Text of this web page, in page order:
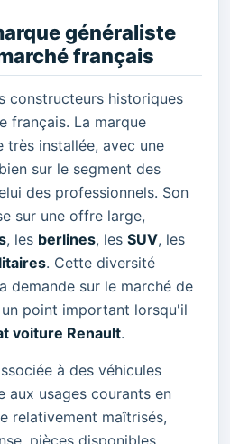
généraliste
français
constructeurs historiques
français. La marque
très installée, avec une
sur le segment des
des professionnels. Son
sur une offre large,
, les berlines, les SUV, les
. Cette diversité
demande sur le marché de
point important lorsqu'il
voiture Renault.
à des véhicules
aux usages courants en
relativement maîtrisés,
pièces disponibles,